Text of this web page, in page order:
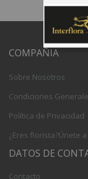
COMPAÑIA
Sobre Nosotros
Condiciones
Política de Privacidad
¿Eres florista?Únete
DATOS DE
Contacto